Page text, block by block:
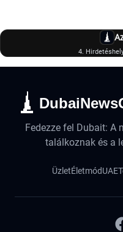
4.
Fedezze fel Dubait: A
találkoznak és a
ÜzletÉletmódUAE